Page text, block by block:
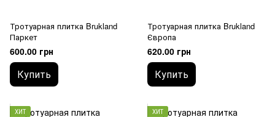
Тротуарная плитка Brukland
Паркет
600.00 грн
Купить
Тротуарная плитка Brukland
Європа
620.00 грн
Купить
ХИТ ХИТ